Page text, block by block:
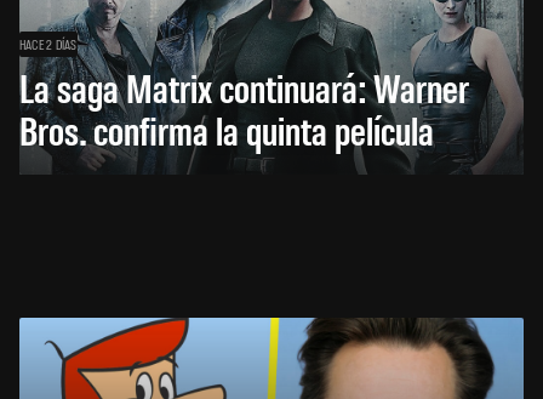
HACE 2 DÍAS
La saga Matrix continuará: Warner
Bros. confirma la quinta película